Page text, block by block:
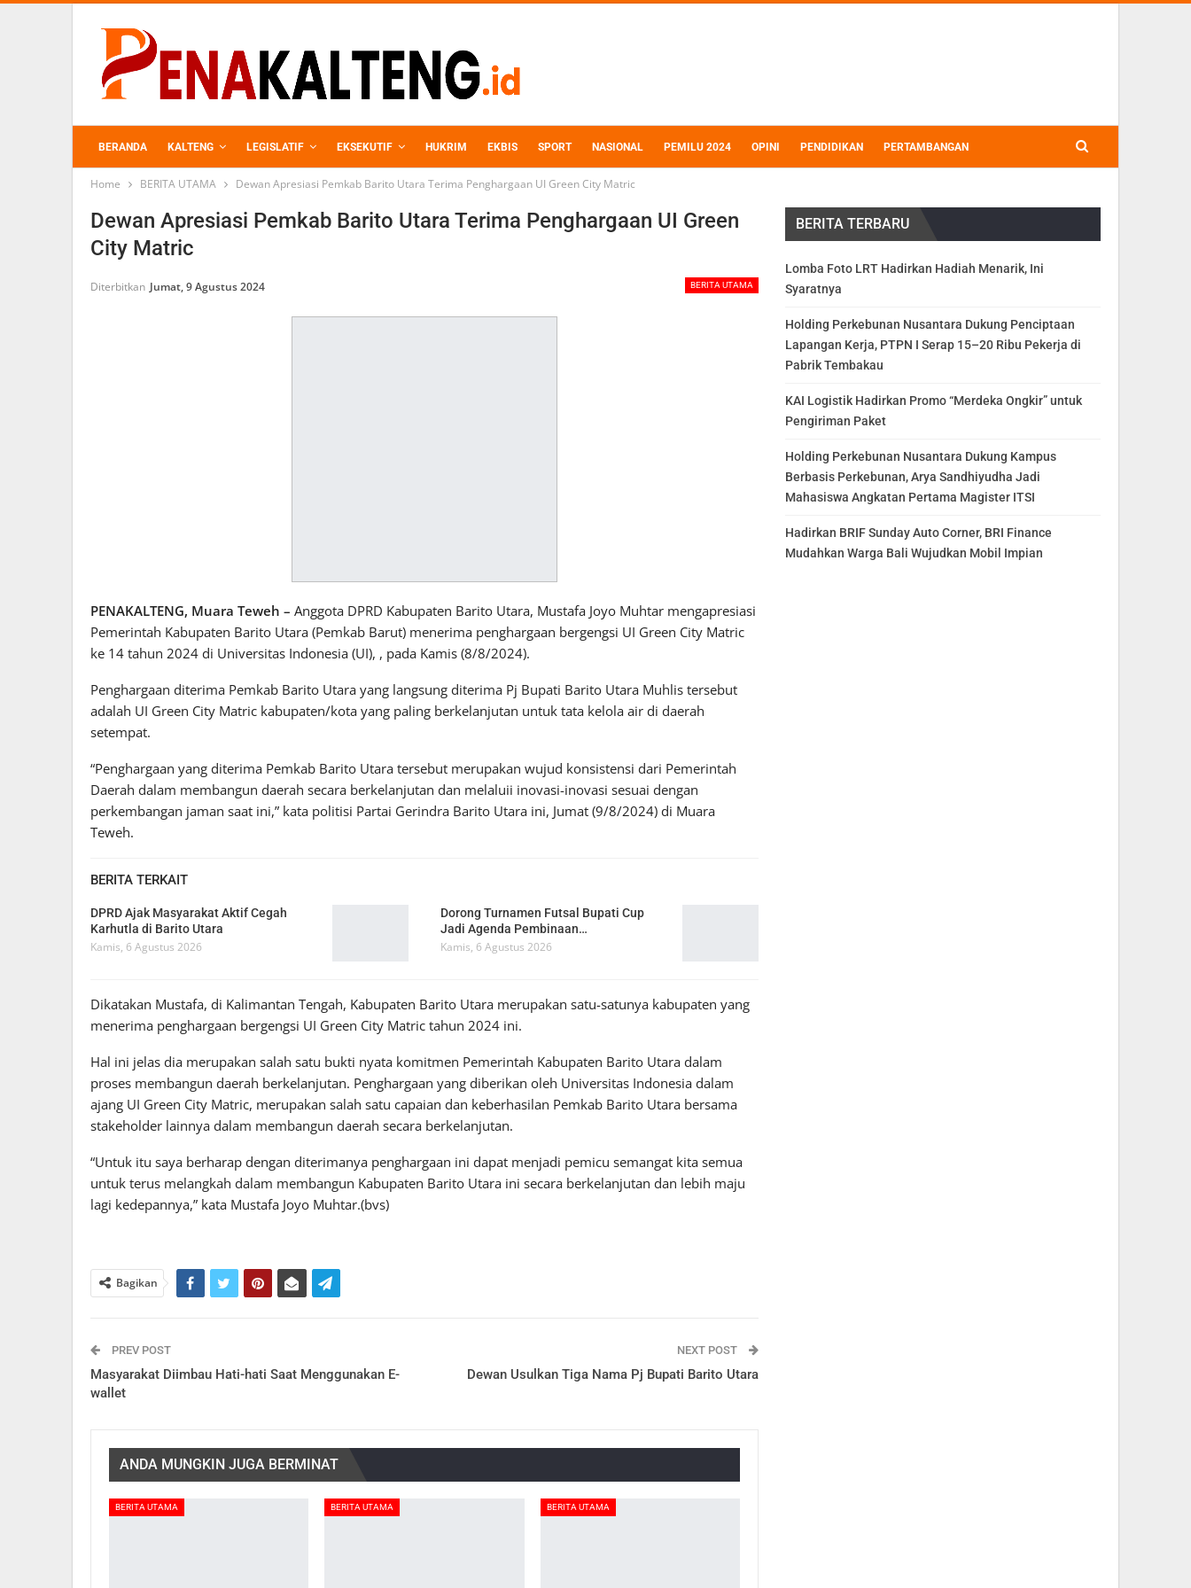
BERANDA KALTENG LEGISLATIF EKSEKUTIF HUKRIM EKBIS SPORT NASIONAL PEMILU 2024 OPINI PENDIDIKAN PERTAMBANGAN
PERKEBUNAN
Home BERITA UTAMA Dewan Apresiasi Pemkab Barito Utara Terima Penghargaan UI Green City Matric
Dewan Apresiasi Pemkab Barito Utara Terima Penghargaan UI Green
City Matric
BERITA UTAMA
Diterbitkan Jumat, 9 Agustus 2024
PENAKALTENG, Muara Teweh – Anggota DPRD Kabupaten Barito Utara, Mustafa Joyo Muhtar mengapresiasi
Pemerintah Kabupaten Barito Utara (Pemkab Barut) menerima penghargaan bergengsi UI Green City Matric
ke 14 tahun 2024 di Universitas Indonesia (UI), , pada Kamis (8/8/2024).
Penghargaan diterima Pemkab Barito Utara yang langsung diterima Pj Bupati Barito Utara Muhlis tersebut
adalah UI Green City Matric kabupaten/kota yang paling berkelanjutan untuk tata kelola air di daerah
setempat.
“Penghargaan yang diterima Pemkab Barito Utara tersebut merupakan wujud konsistensi dari Pemerintah
Daerah dalam membangun daerah secara berkelanjutan dan melaluii inovasi-inovasi sesuai dengan
perkembangan jaman saat ini,” kata politisi Partai Gerindra Barito Utara ini, Jumat (9/8/2024) di Muara
Teweh.
BERITA TERKAIT
DPRD Ajak Masyarakat Aktif Cegah
Karhutla di Barito Utara
Kamis, 6 Agustus 2026
Dorong Turnamen Futsal Bupati Cup
Jadi Agenda Pembinaan…
Kamis, 6 Agustus 2026
Dikatakan Mustafa, di Kalimantan Tengah, Kabupaten Barito Utara merupakan satu-satunya kabupaten yang
menerima penghargaan bergengsi UI Green City Matric tahun 2024 ini.
Hal ini jelas dia merupakan salah satu bukti nyata komitmen Pemerintah Kabupaten Barito Utara dalam
proses membangun daerah berkelanjutan. Penghargaan yang diberikan oleh Universitas Indonesia dalam
ajang UI Green City Matric, merupakan salah satu capaian dan keberhasilan Pemkab Barito Utara bersama
stakeholder lainnya dalam membangun daerah secara berkelanjutan.
“Untuk itu saya berharap dengan diterimanya penghargaan ini dapat menjadi pemicu semangat kita semua
untuk terus melangkah dalam membangun Kabupaten Barito Utara ini secara berkelanjutan dan lebih maju
lagi kedepannya,” kata Mustafa Joyo Muhtar.(bvs)
Bagikan
PREV POST
Masyarakat Diimbau Hati-hati Saat Menggunakan E-
wallet
NEXT POST
Dewan Usulkan Tiga Nama Pj Bupati Barito Utara
ANDA MUNGKIN JUGA BERMINAT
BERITA UTAMA BERITA UTAMA BERITA UTAMA
BERITA TERBARU
Lomba Foto LRT Hadirkan Hadiah Menarik, Ini
Syaratnya
Holding Perkebunan Nusantara Dukung Penciptaan
Lapangan Kerja, PTPN I Serap 15–20 Ribu Pekerja di
Pabrik Tembakau
KAI Logistik Hadirkan Promo “Merdeka Ongkir” untuk
Pengiriman Paket
Holding Perkebunan Nusantara Dukung Kampus
Berbasis Perkebunan, Arya Sandhiyudha Jadi
Mahasiswa Angkatan Pertama Magister ITSI
Hadirkan BRIF Sunday Auto Corner, BRI Finance
Mudahkan Warga Bali Wujudkan Mobil Impian